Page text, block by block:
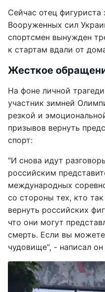
Сейчас отец
Вооруженных сил
спортсмен вынужден
к стартам вдали от
Жесткое
На фоне личной
участник зимней
резкой и
призывов вернуть
спорт:
"И снова идут
российским
международных
со стороны тех, кто
вернуть российских
что они могут
смерть. Если вы
чудовище", - написал он